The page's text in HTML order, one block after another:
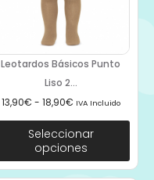
Leotardos Básicos Punto
Liso 2...
13,90€ - 18,90€ IVA Incluido
Seleccionar
opciones